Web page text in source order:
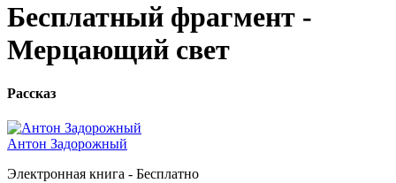
Бесплатный фрагмент -
Мерцающий свет
Рассказ
Антон Задорожный
Электронная книга - Бесплатно